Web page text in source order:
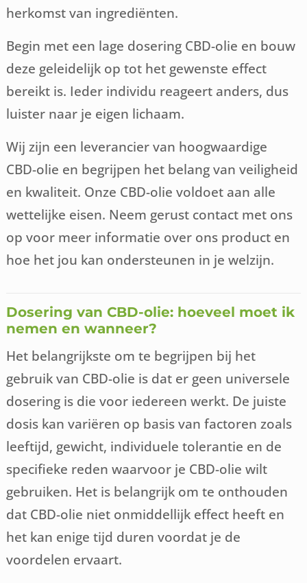
herkomst van ingrediënten.
Begin met een lage dosering CBD-olie en bouw
deze geleidelijk op tot het gewenste effect
bereikt is. Ieder individu reageert anders, dus
luister naar je eigen lichaam.
Wij zijn een leverancier van hoogwaardige
CBD-olie en begrijpen het belang van veiligheid
en kwaliteit. Onze CBD-olie voldoet aan alle
wettelijke eisen. Neem gerust contact met ons
op voor meer informatie over ons product en
hoe het jou kan ondersteunen in je welzijn.
Dosering van CBD-olie: hoeveel moet ik
nemen en wanneer?
Het belangrijkste om te begrijpen bij het
gebruik van CBD-olie is dat er geen universele
dosering is die voor iedereen werkt. De juiste
dosis kan variëren op basis van factoren zoals
leeftijd, gewicht, individuele tolerantie en de
specifieke reden waarvoor je CBD-olie wilt
gebruiken. Het is belangrijk om te onthouden
dat CBD-olie niet onmiddellijk effect heeft en
het kan enige tijd duren voordat je de
voordelen ervaart.